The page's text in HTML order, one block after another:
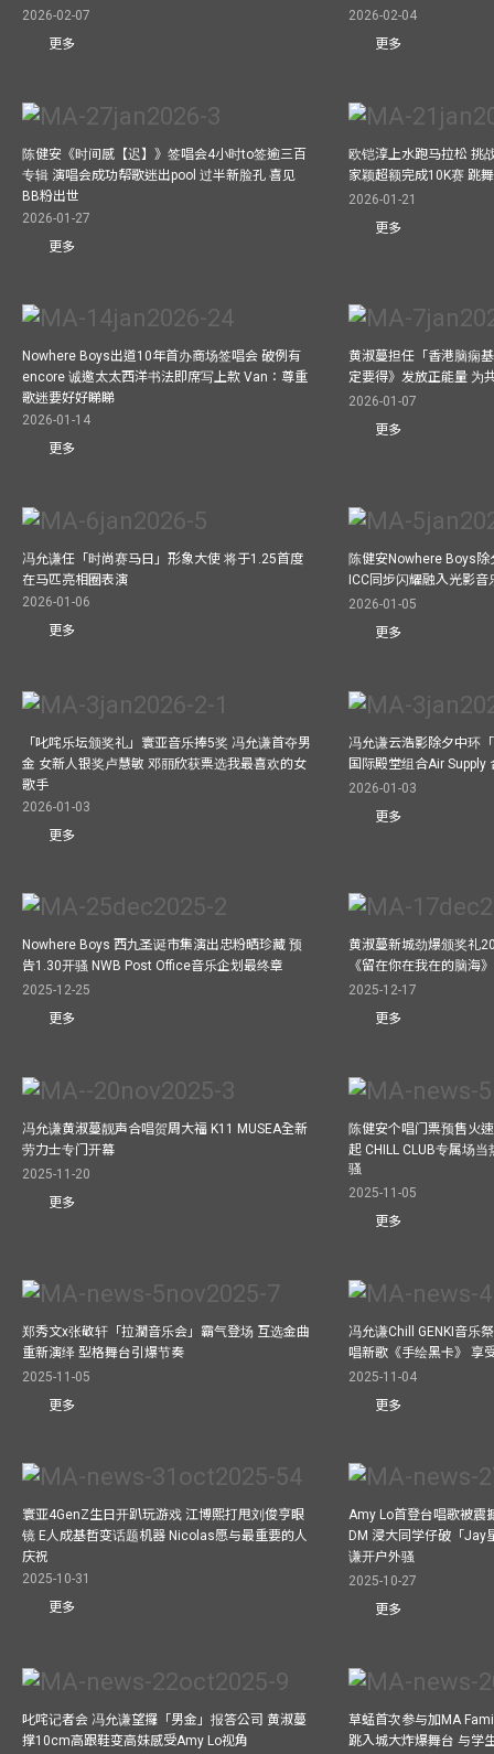
2026-02-07
更多
2026-02-04
更多
陈健安《时间感【迟】》签唱会4小时to签逾三百
专辑 演唱会成功帮歌迷出pool 过半新脸孔 喜见
BB粉出世
2026-01-27
更多
欧铠淳上水跑马拉松 挑
家颖超额完成10K赛 跳
2026-01-21
更多
Nowhere Boys出道10年首办商场签唱会 破例有
encore 诚邀太太西洋书法即席写上款 Van：尊重
歌迷要好好睇睇
2026-01-14
更多
黄淑蔓担任「香港脑痫
定要得》发放正能量 为
2026-01-07
更多
冯允谦任「时尚赛马日」形象大使 将于1.25首度
在马匹亮相圈表演
2026-01-06
更多
陈健安Nowhere Boys
ICC同步闪耀融入光影音
2026-01-05
更多
「叱咤乐坛颁奖礼」寰亚音乐捧5奖 冯允谦首夺男
金 女新人银奖卢慧敏 邓丽欣获票选我最喜欢的女
歌手
2026-01-03
更多
冯允谦云浩影除夕中环
国际殿堂组合Air Supply
2026-01-03
更多
Nowhere Boys 西九圣诞市集演出忠粉晒珍藏 预
告1.30开骚 NWB Post Office音乐企划最终章
2025-12-25
更多
黄淑蔓新城劲爆颁奖礼
《留在你在我在的脑海
2025-12-17
更多
冯允谦黄淑蔓靓声合唱贺周大福 K11 MUSEA全新
劳力士专门开幕
2025-11-20
更多
陈健安个唱门票预售火
起 CHILL CLUB专属场
骚
2025-11-05
更多
郑秀文x张敬轩「拉濶音乐会」霸气登场 互选金曲
重新演绎 型格舞台引爆节奏
2025-11-05
更多
冯允谦Chill GENKI音乐
唱新歌《手绘黑卡》 享
2025-11-04
更多
寰亚4GenZ生日开趴玩游戏 江博熙打甩刘俊亨眼
镜 E人成基哲变话题机器 Nicolas愿与最重要的人
庆祝
2025-10-31
更多
Amy Lo首登台唱歌被震
DM 浸大同学仔破「Jay
谦开户外骚
2025-10-27
更多
叱咤记者会 冯允谦望攞「男金」报答公司 黄淑蔓
撑10cm高跟鞋变高妹感受Amy Lo视角
草蜢首次参与加MA
跳入城大炸爆舞台 与学